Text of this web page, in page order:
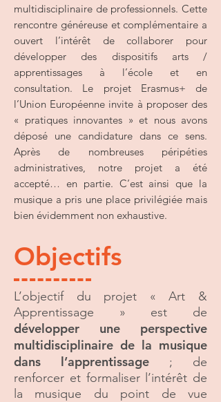
multidisciplinaire de professionnels. Cette
rencontre généreuse et complémentaire a
ouvert l’intérêt de collaborer pour
développer des dispositifs arts /
apprentissages à l’école et en
consultation. Le projet Erasmus+ de
l’Union Européenne invite à proposer des
« pratiques innovantes » et nous avons
déposé une candidature dans ce sens.
Après de nombreuses péripéties
administratives, notre projet a été
accepté… en partie. C’est ainsi que la
musique a pris une place privilégiée mais
bien évidemment non exhaustive.
Objectifs
L’objectif du projet « Art &
Apprentissage » est de
développer une perspective
multidisciplinaire de la musique
dans l’apprentissage ; de
renforcer et formaliser l’intérêt de
la musique du point de vue